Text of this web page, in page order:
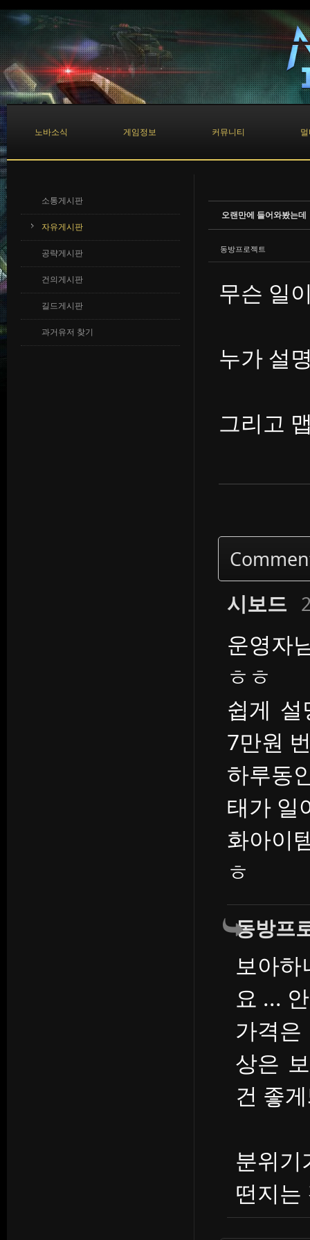
노바소식 게임정보 커뮤니티
소통게시판
자유게시판
공략게시판
건의게시판
길드게시판
과거유저 찾기
오랜만에 들어와봤는데
동방프로젝트
무슨 일
누가 설
그리고
시보드
운영자
ㅎㅎ
쉽게 설
7만원
하루동
태가 일
화아이
ㅎ
동방프
보아
요 ...
가격
상은
건 좋
분위
떤지는
Sketchbook5, 스케치북5
Sketchbook5, 스케치북5